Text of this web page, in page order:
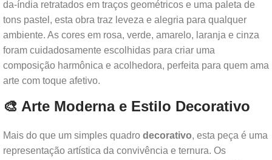
da-índia retratados em traços geométricos e uma paleta de
tons pastel, esta obra traz leveza e alegria para qualquer
ambiente. As cores em rosa, verde, amarelo, laranja e cinza
foram cuidadosamente escolhidas para criar uma
composição harmônica e acolhedora, perfeita para quem ama
arte com toque afetivo.
🎨 Arte Moderna e Estilo Decorativo
Mais do que um simples quadro decorativo, esta peça é uma
representação artística da convivência e ternura. Os